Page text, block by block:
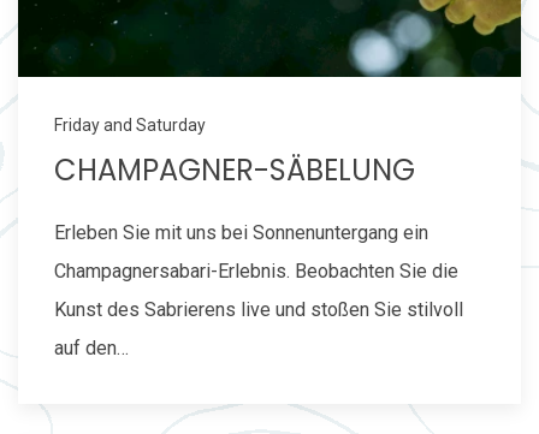
Friday and Saturday
CHAMPAGNER-SÄBELUNG
Erleben Sie mit uns bei Sonnenuntergang ein
Champagnersabari-Erlebnis. Beobachten Sie die
Kunst des Sabrierens live und stoßen Sie stilvoll
auf den…